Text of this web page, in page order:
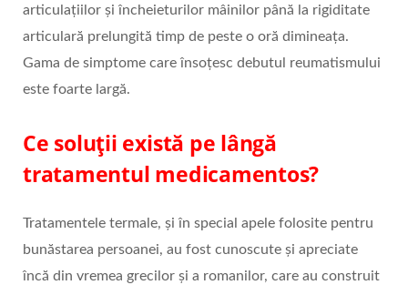
articulațiilor și încheieturilor mâinilor până la rigiditate
articulară prelungită timp de peste o oră dimineața.
Gama de simptome care însoțesc debutul reumatismului
este foarte largă.
Ce soluții există pe lângă
tratamentul medicamentos?
Tratamentele termale, și în special apele folosite pentru
bunăstarea persoanei, au fost cunoscute și apreciate
încă din vremea grecilor și a romanilor, care au construit